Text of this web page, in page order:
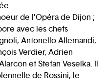
de l’Opéra de Dijon ;
avec les chefs
Antonello Allemandi,
Verdier, Adrien
et Stefan Veselka. Il
de Rossini, le